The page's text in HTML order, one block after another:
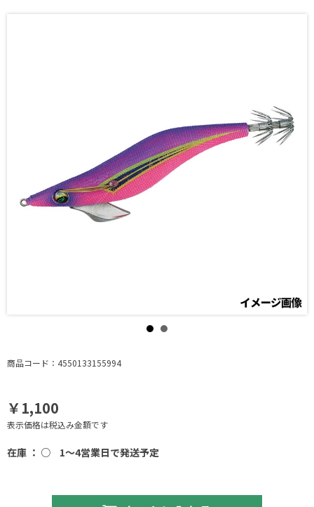
商品コード：4550133155994
￥1,100
表示価格は税込み金額です
在庫 ： ○ 1～4営業日で発送予定